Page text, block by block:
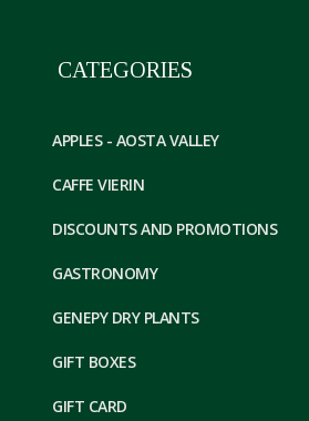
CATEGORIES
APPLES - AOSTA VALLEY
CAFFE VIERIN
DISCOUNTS AND PROMOTIONS
GASTRONOMY
GENEPY DRY PLANTS
GIFT BOXES
GIFT CARD